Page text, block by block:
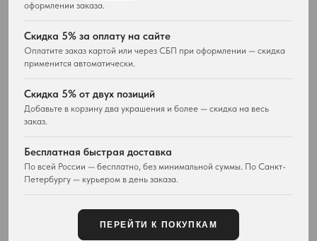
оформлении заказа.
Скидка 5% за оплату на сайте
Оплатите заказ картой или через СБП при оформлении — скидка
применится автоматически.
Скидка 5% от двух позиций
Добавьте в корзину два украшения и более — скидка на весь
заказ.
Бесплатная быстрая доставка
По всей России — бесплатно, без минимальной суммы. По Санкт-
Петербургу — курьером в день заказа.
ПЕРЕЙТИ К ПОКУПКАМ
Часы
ПОКУПАТЕЛЯМ
Доставка
Вопросы и ответы
Отзывы покупателей
WESTWOOD WORLD
Новости и проекты